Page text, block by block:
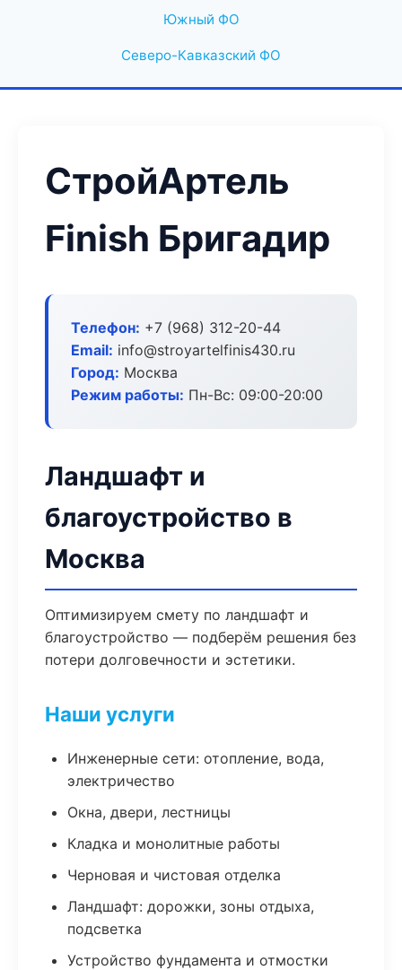
Южный ФО
Северо-Кавказский ФО
СтройАртель
Finish Бригадир
Телефон: +7 (968) 312-20-44
Email: info@stroyartelfinis430.ru
Город: Москва
Режим работы: Пн-Вс: 09:00-20:00
Ландшафт и
благоустройство в
Москва
Оптимизируем смету по ландшафт и
благоустройство — подберём решения без
потери долговечности и эстетики.
Наши услуги
Инженерные сети: отопление, вода,
электричество
Окна, двери, лестницы
Кладка и монолитные работы
Черновая и чистовая отделка
Ландшафт: дорожки, зоны отдыха,
подсветка
Устройство фундамента и отмостки